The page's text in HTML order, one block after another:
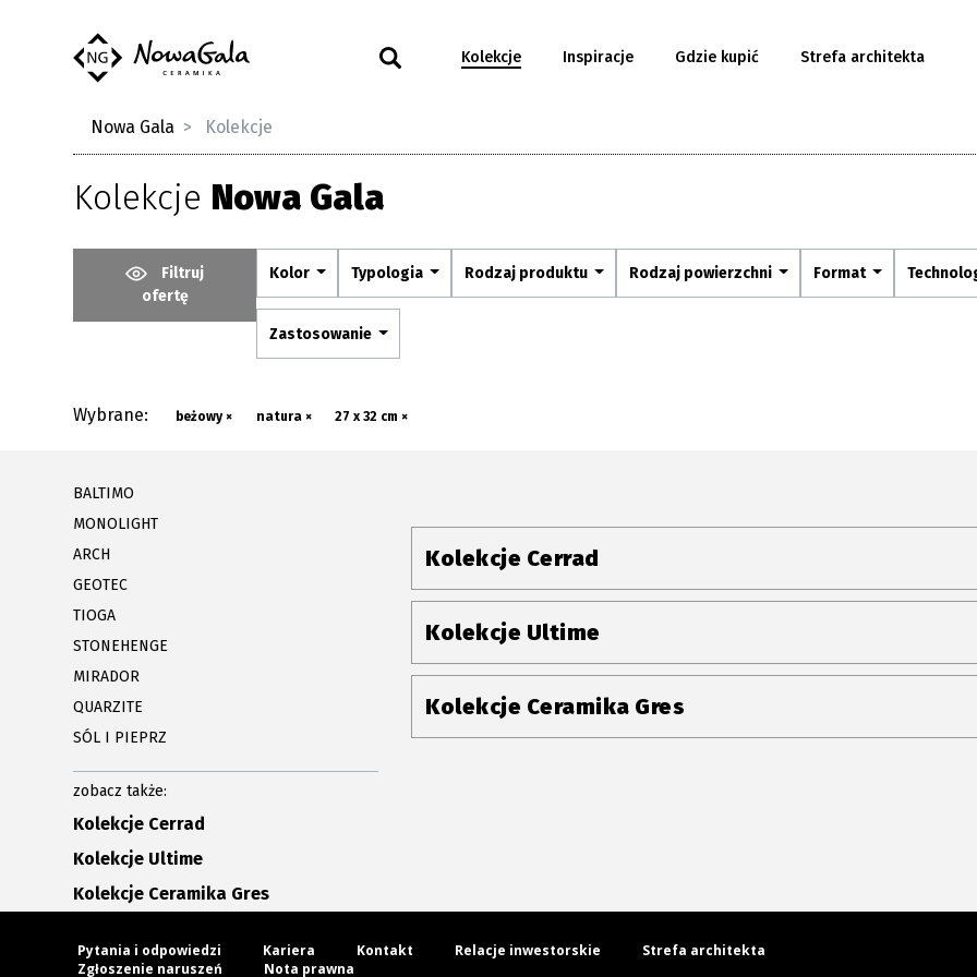
Kolekcje Inspiracje Gdzie kupić Strefa architekta
Nowa Gala Kolekcje
Kolekcje Nowa Gala
Filtruj
ofertę
Kolor Typologia Rodzaj produktu Rodzaj powierzchni Format
Zastosowanie
Wybrane: beżowy × natura × 27 x 32 cm ×
BALTIMO
MONOLIGHT
ARCH
GEOTEC
TIOGA
STONEHENGE
MIRADOR
QUARZITE
SÓL I PIEPRZ
zobacz także:
Kolekcje Cerrad
Kolekcje Ultime
Kolekcje Ceramika Gres
Kolekcje Cerrad
Kolekcje Ultime
Kolekcje Ceramika Gres
Pytania i odpowiedzi Kariera Kontakt Relacje inwestorskie
Strefa architekta
Zgłoszenie naruszeń
Nota prawna